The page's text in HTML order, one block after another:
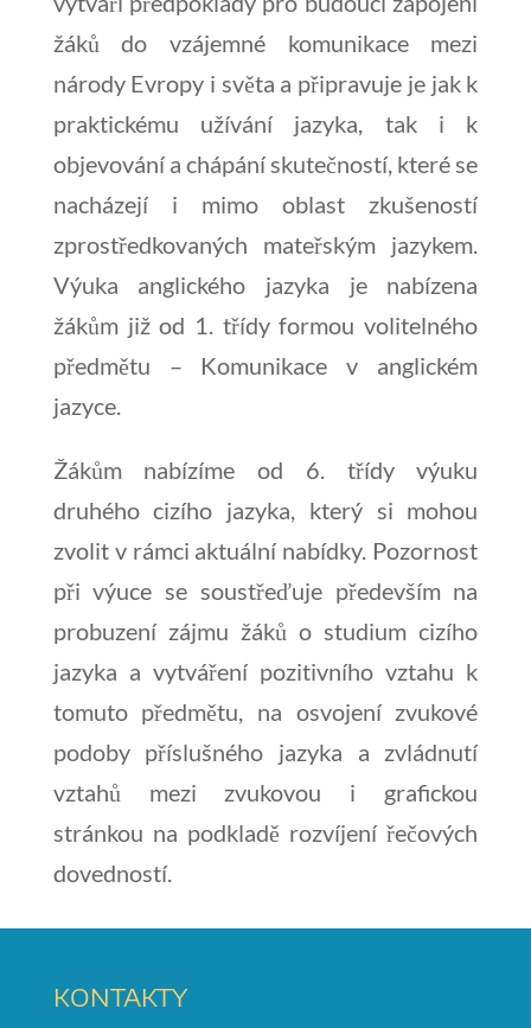
žáků do vzájemné komunikace mezi
národy Evropy i světa a připravuje je jak k
praktickému užívání jazyka, tak i k
objevování a chápání skutečností, které se
nacházejí i mimo oblast zkušeností
zprostředkovaných mateřským jazykem.
Výuka anglického jazyka je nabízena
žákům již od 1. třídy formou volitelného
předmětu – Komunikace v anglickém
jazyce.
Žákům nabízíme od 6. třídy výuku
druhého cizího jazyka, který si mohou
zvolit v rámci aktuální nabídky. Pozornost
při výuce se soustřeďuje především na
probuzení zájmu žáků o studium cizího
jazyka a vytváření pozitivního vztahu k
tomuto předmětu, na osvojení zvukové
podoby příslušného jazyka a zvládnutí
vztahů mezi zvukovou i grafickou
stránkou na podkladě rozvíjení řečových
dovedností.
KONTAKTY